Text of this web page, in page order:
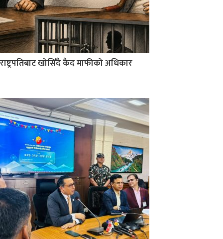
राष्ट्रपतिबाट खोसिँदै कैद माफीको अधिकार